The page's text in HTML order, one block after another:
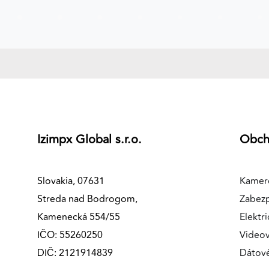
Izimpx Global s.r.o.
Slovakia, 07631
Streda nad Bodrogom,
Kamenecká 554/55
IČO: 55260250
DIČ: 2121914839
Poskytovateľ: Google